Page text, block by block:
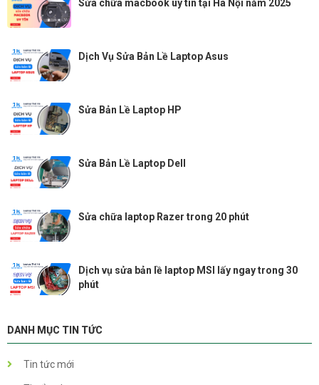
Sửa chữa macbook uy tín tại Hà Nội năm 2025
Dịch Vụ Sửa Bản Lề Laptop Asus
Sửa Bản Lề Laptop HP
Sửa Bản Lề Laptop Dell
Sửa chữa laptop Razer trong 20 phút
Dịch vụ sửa bản lề laptop MSI lấy ngay trong 30
phút
DANH MỤC TIN TỨC
Tin tức mới